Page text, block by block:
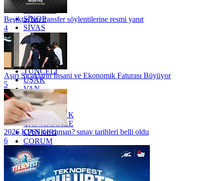
SİNOP
SİVAS
SİİRT
TEKİRDAĞ
TOKAT
TRABZON
TUNCELİ
UŞAK
VAN
YALOVA
YOZGAT
ZONGULDAK
ÇANAKKALE
ÇANKIRI
ÇORUM
İSTANBUL
İZMİR
ŞANLIURFA
ŞIRNAK
Beşiktaş'tan transfer söylentilerine resmi yanıt
4
Aşırı Sıcakların İnsani ve Ekonomik Faturası Büyüyor
5
2026 KPSS ne zaman? sınav tarihleri belli oldu
6